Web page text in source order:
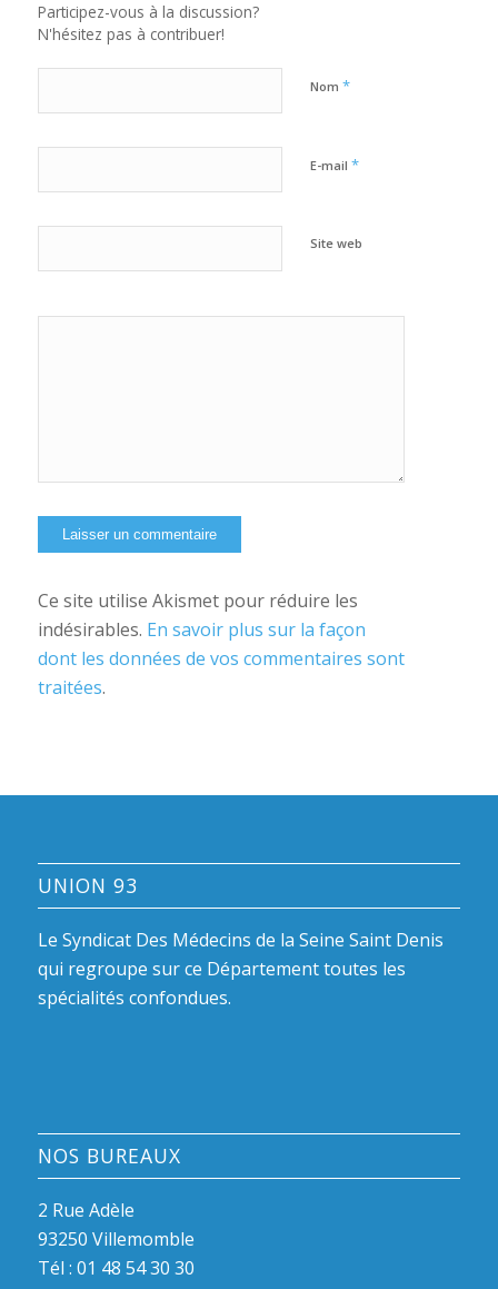
Participez-vous à la discussion?
N'hésitez pas à contribuer!
Nom *
E-mail *
Site web
Ce site utilise Akismet pour réduire les
indésirables. En savoir plus sur la façon
dont les données de vos commentaires sont
traitées.
UNION 93
Le Syndicat Des Médecins de la Seine Saint Denis
qui regroupe sur ce Département toutes les
spécialités confondues.
NOS BUREAUX
2 Rue Adèle
93250 Villemomble
Tél : 01 48 54 30 30